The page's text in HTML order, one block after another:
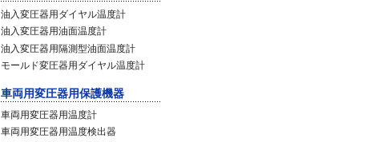
油入変圧器用ダイヤル温度計
油入変圧器用油面温度計
油入変圧器用隔測型油面温度計
モールド変圧器用ダイヤル温度計
車両用変圧器用保護機器
車両用変圧器用温度計
車両用変圧器用温度検出器